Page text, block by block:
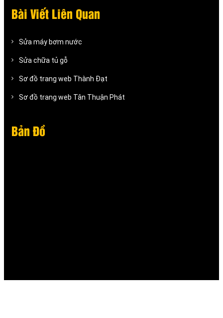
Bài Viết Liên Quan
Sửa máy bơm nước
Sửa chữa tủ gỗ
Sơ đồ trang web Thành Đạt
Sơ đồ trang web Tân Thuận Phát
Bản Đồ